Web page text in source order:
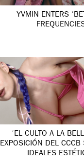
YVMIN ENTERS
‘EL CULTO A LA
EXPOSICIÓN DEL CCCB
IDEALES